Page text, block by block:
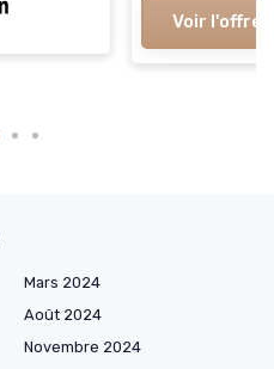
Voir l'offre
Mars 2024
Août 2024
Novembre 2024